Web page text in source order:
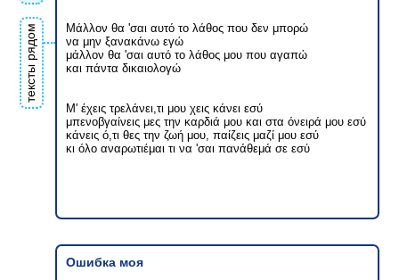
тексты рядом
Μάλλον θα 'σαι αυτό το λάθος που δεν μπορώ
να μην ξανακάνω εγώ
μάλλον θα 'σαι αυτό το λάθος μου που αγαπώ
και πάντα δικαιολογώ
Μ' έχεις τρελάνει,τι μου χεις κάνει εσύ
μπενοβγαίνεις μες την καρδιά μου και στα όνειρά μου εσύ
κάνεις ό,τι θες την ζωή μου, παίζεις μαζί μου εσύ
κι όλο αναρωτιέμαι τι να 'σαι πανάθεμά σε εσύ
Ошибка моя